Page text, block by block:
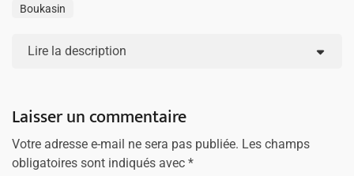
Boukasin
Lire la description
Laisser un commentaire
Votre adresse e-mail ne sera pas publiée. Les champs
obligatoires sont indiqués avec *